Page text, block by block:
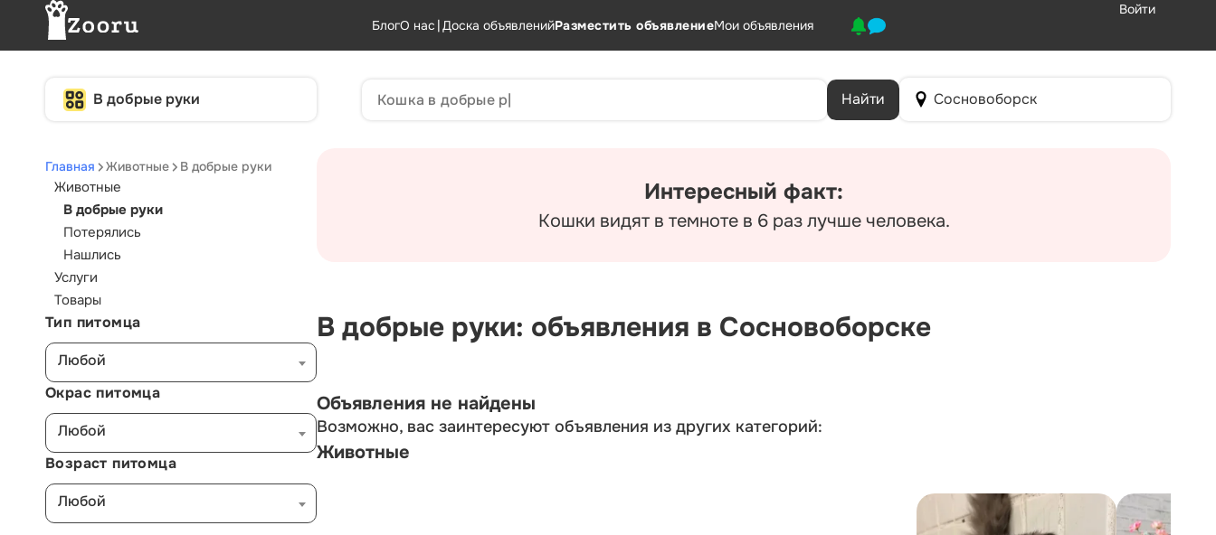
БлогО нас |Доска объявленийРазместить объявлениеМои объявления
Войти
В добрые руки Найти Сосновоборск
Главная Животные В добрые руки
Животные
В добрые руки
Потерялись
Нашлись
Услуги
Товары
Тип питомца
Любой
Окрас питомца
Любой
Возраст питомца
Любой
Интересный факт:
Кошки видят в темноте в 6 раз лучше человека.
В добрые руки: объявления в Сосновоборске
Объявления не найдены
Возможно, вас заинтересуют объявления из других категорий:
Животные